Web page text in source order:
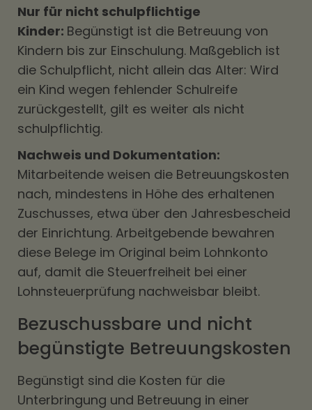
Nur für nicht schulpflichtige
Kinder: Begünstigt ist die Betreuung von
Kindern bis zur Einschulung. Maßgeblich ist
die Schulpflicht, nicht allein das Alter: Wird
ein Kind wegen fehlender Schulreife
zurückgestellt, gilt es weiter als nicht
schulpflichtig.
Nachweis und Dokumentation:
Mitarbeitende weisen die Betreuungskosten
nach, mindestens in Höhe des erhaltenen
Zuschusses, etwa über den Jahresbescheid
der Einrichtung. Arbeitgebende bewahren
diese Belege im Original beim Lohnkonto
auf, damit die Steuerfreiheit bei einer
Lohnsteuerprüfung nachweisbar bleibt.
Bezuschussbare und nicht
begünstigte Betreuungskosten
Begünstigt sind die Kosten für die
Unterbringung und Betreuung in einer